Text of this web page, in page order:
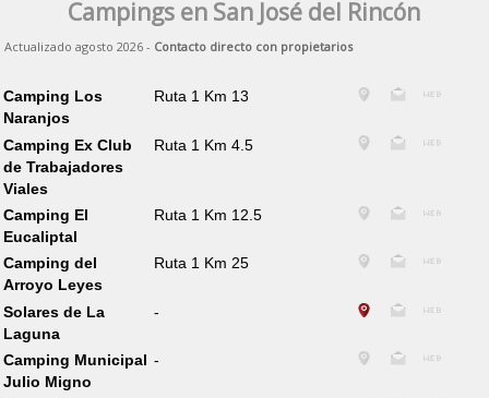
Campings en San José del Rincón
Actualizado agosto 2026 - Contacto directo con propietarios
Camping Los
Naranjos
Ruta 1 Km 13
Camping Ex Club
de Trabajadores
Viales
Ruta 1 Km 4.5
Camping El
Eucaliptal
Ruta 1 Km 12.5
Camping del
Arroyo Leyes
Ruta 1 Km 25
Solares de La
Laguna
-
Camping Municipal
Julio Migno
-